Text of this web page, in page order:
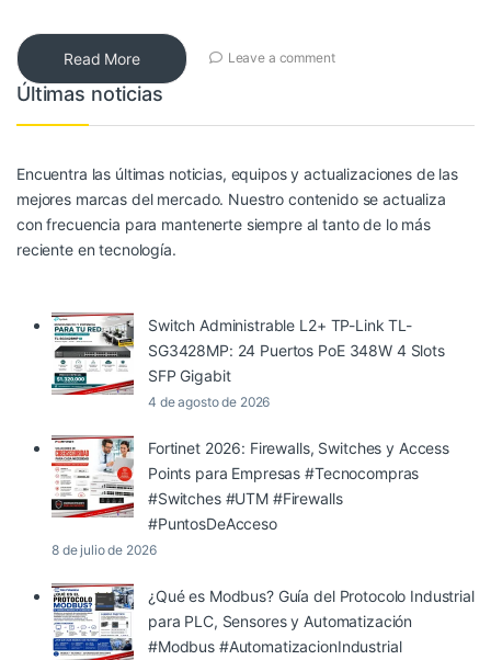
Read More Leave a comment
Últimas noticias
Encuentra las últimas noticias, equipos y actualizaciones de las
mejores marcas del mercado. Nuestro contenido se actualiza
con frecuencia para mantenerte siempre al tanto de lo más
reciente en tecnología.
Switch Administrable L2+ TP-Link TL-
SG3428MP: 24 Puertos PoE 348W 4 Slots
SFP Gigabit
4 de agosto de 2026
Fortinet 2026: Firewalls, Switches y Access
Points para Empresas #Tecnocompras
#Switches #UTM #Firewalls
#PuntosDeAcceso
8 de julio de 2026
¿Qué es Modbus? Guía del Protocolo Industrial
para PLC, Sensores y Automatización
#Modbus #AutomatizacionIndustrial